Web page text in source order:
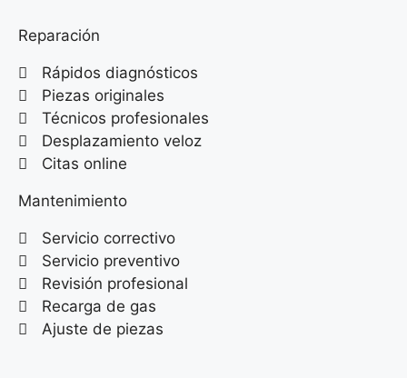
Reparación
Rápidos diagnósticos
Piezas originales
Técnicos profesionales
Desplazamiento veloz
Citas online
Mantenimiento
Servicio correctivo
Servicio preventivo
Revisión profesional
Recarga de gas
Ajuste de piezas